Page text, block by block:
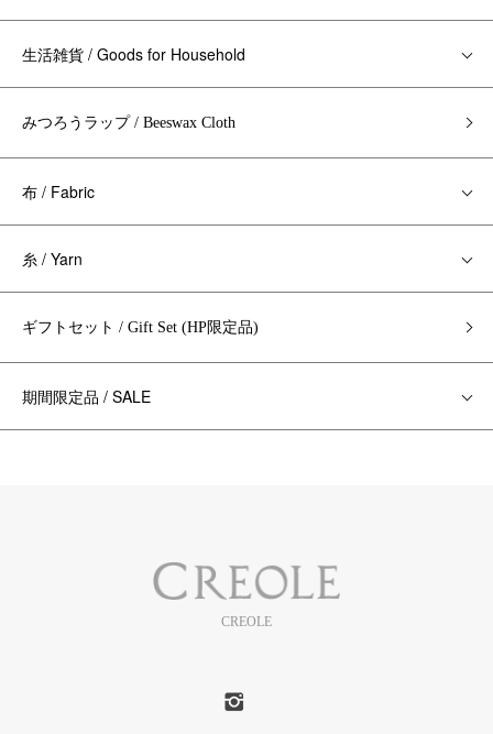
生活雑貨 / Goods for Household
みつろうラップ / Beeswax Cloth
布 / Fabric
糸 / Yarn
ギフトセット / Gift Set (HP限定品)
期間限定品 / SALE
CREOLE